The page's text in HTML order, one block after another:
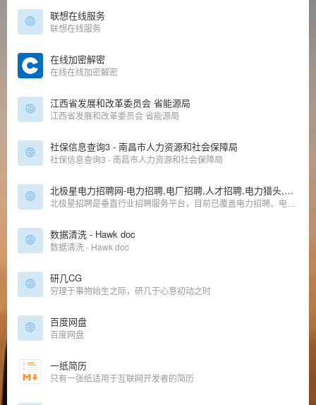
联想在线服务
联想在线服务
在线加密解密
在线在线加密解密
江西省发展和改革委员会 省能源局
江西省发展和改革委员会 省能源局
社保信息查询3 - 南昌市人力资源和社会保障局
社保信息查询3 - 南昌市人力资源和社会保障局
北极星电力招聘网-电力招聘,电厂招聘,人才招聘,电力猎头,专业的人才求职招聘网站
数据清洗 - Hawk doc
数据清洗 - Hawk doc
研几CG
穷理于事物始生之际，研几于心意初动之时
百度网盘
百度网盘
一纸简历
只有一张纸适用于互联网开发者的简历